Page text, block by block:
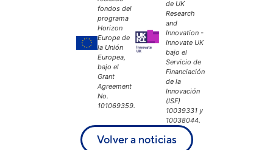
fondos del
programa
Horizon
Europe de
la Unión
Europea,
bajo el
Grant
Agreement
No.
101069359.
de UK
Research
and
Innovation -
Innovate UK
bajo el
Servicio de
Financiación
de la
Innovación
(ISF)
10039331 y
10038044.
Volver a noticias